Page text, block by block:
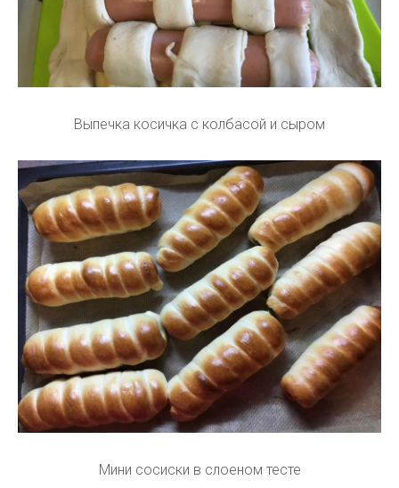
Выпечка косичка с колбасой и сыром
Мини сосиски в слоеном тесте